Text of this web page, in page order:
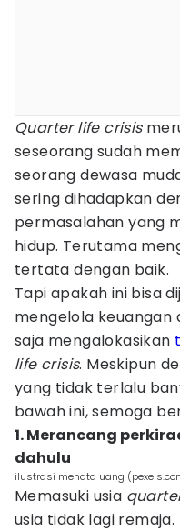
Quarter life crisis
seseorang sudah
seorang dewasa
sering dihadapkan
permasalahan yang
hidup. Terutama
tertata dengan baik.
Tapi apakah ini bisa
mengelola keuangan
saja mengalokasikan
life crisis. Meskipun
yang tidak terlalu
bawah ini, semoga
1. Merancang
dahulu
ilustrasi menata uang
Memasuki usia
usia tidak lagi